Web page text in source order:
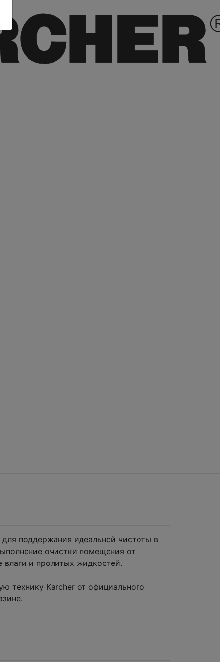
поддержания идеальной чистоты в
очистки помещения от
влаги и пролитых жидкостей.
технику Karcher от официального